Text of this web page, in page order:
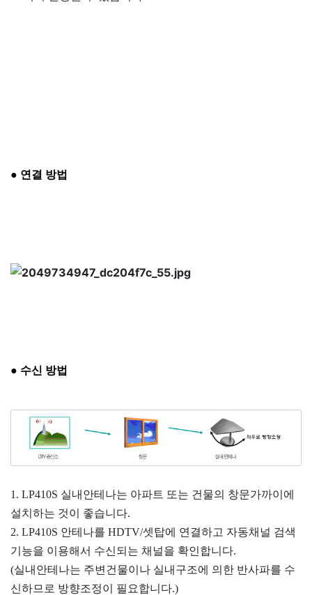
● 연결 방법
● 수신 방법
1. LP410S 실내안테나는 아파트 또는 건물의 창문가까이에
설치하는 것이 좋습니다.
2. LP410S 안테나를 HDTV/셋탑에 연결하고 자동채널 검색
기능을 이용해서 수신되는 채널을 확인합니다.
(실내안테나는 주변건물이나 실내구조에 의한 반사파를 수
신하므로 방향조정이 필요합니다.)